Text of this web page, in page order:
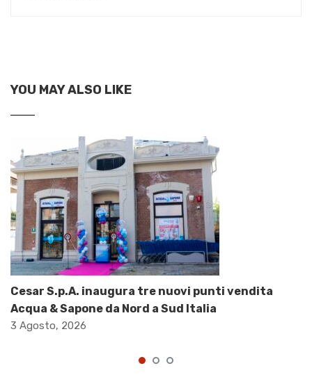
YOU MAY ALSO LIKE
Cesar S.p.A. inaugura tre nuovi punti vendita
Acqua & Sapone da Nord a Sud Italia
3 Agosto, 2026